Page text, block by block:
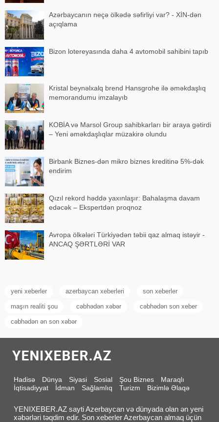
Azərbaycanın neçə ölkədə səfirliyi var? - XİN-dən
açıqlama
Bizon lotereyasında daha 4 avtomobil sahibini tapıb
Kristal beynəlxalq brend Hansgrohe ilə əməkdaşlıq
memorandumu imzalayıb
KOBİA və Marsol Group sahibkarları bir araya gətirdi
– Yeni əməkdaşlıqlar müzakirə olundu
Birbank Biznes-dən mikro biznes kreditinə 5%-dək
endirim
Qızıl rekord həddə yaxınlaşır: Bahalaşma davam
edəcək – Ekspertdən proqnoz
Avropa ölkələri Türkiyədən təbii qaz almaq istəyir -
ANCAQ ŞƏRTLƏRİ VAR
yeni xeberler azerbaycan xeberleri son xeberler
maşın realiti şou cəbhədən xəbər cəbhədən son xeber
cəbhədən ən son xəbər
Hadisə Dünya Siyasi Sosial Şou Biznes
Maraqlı
İqtisadiyyat
İdman Sağlamlıq Turizm Bizimlə Əlaqə
YENIXEBER.AZ sayti Azerbaycan və dünyada olan ən yeni
xəbərləri təqdim edir. Son xeberler Azerbaycan almaq üçün